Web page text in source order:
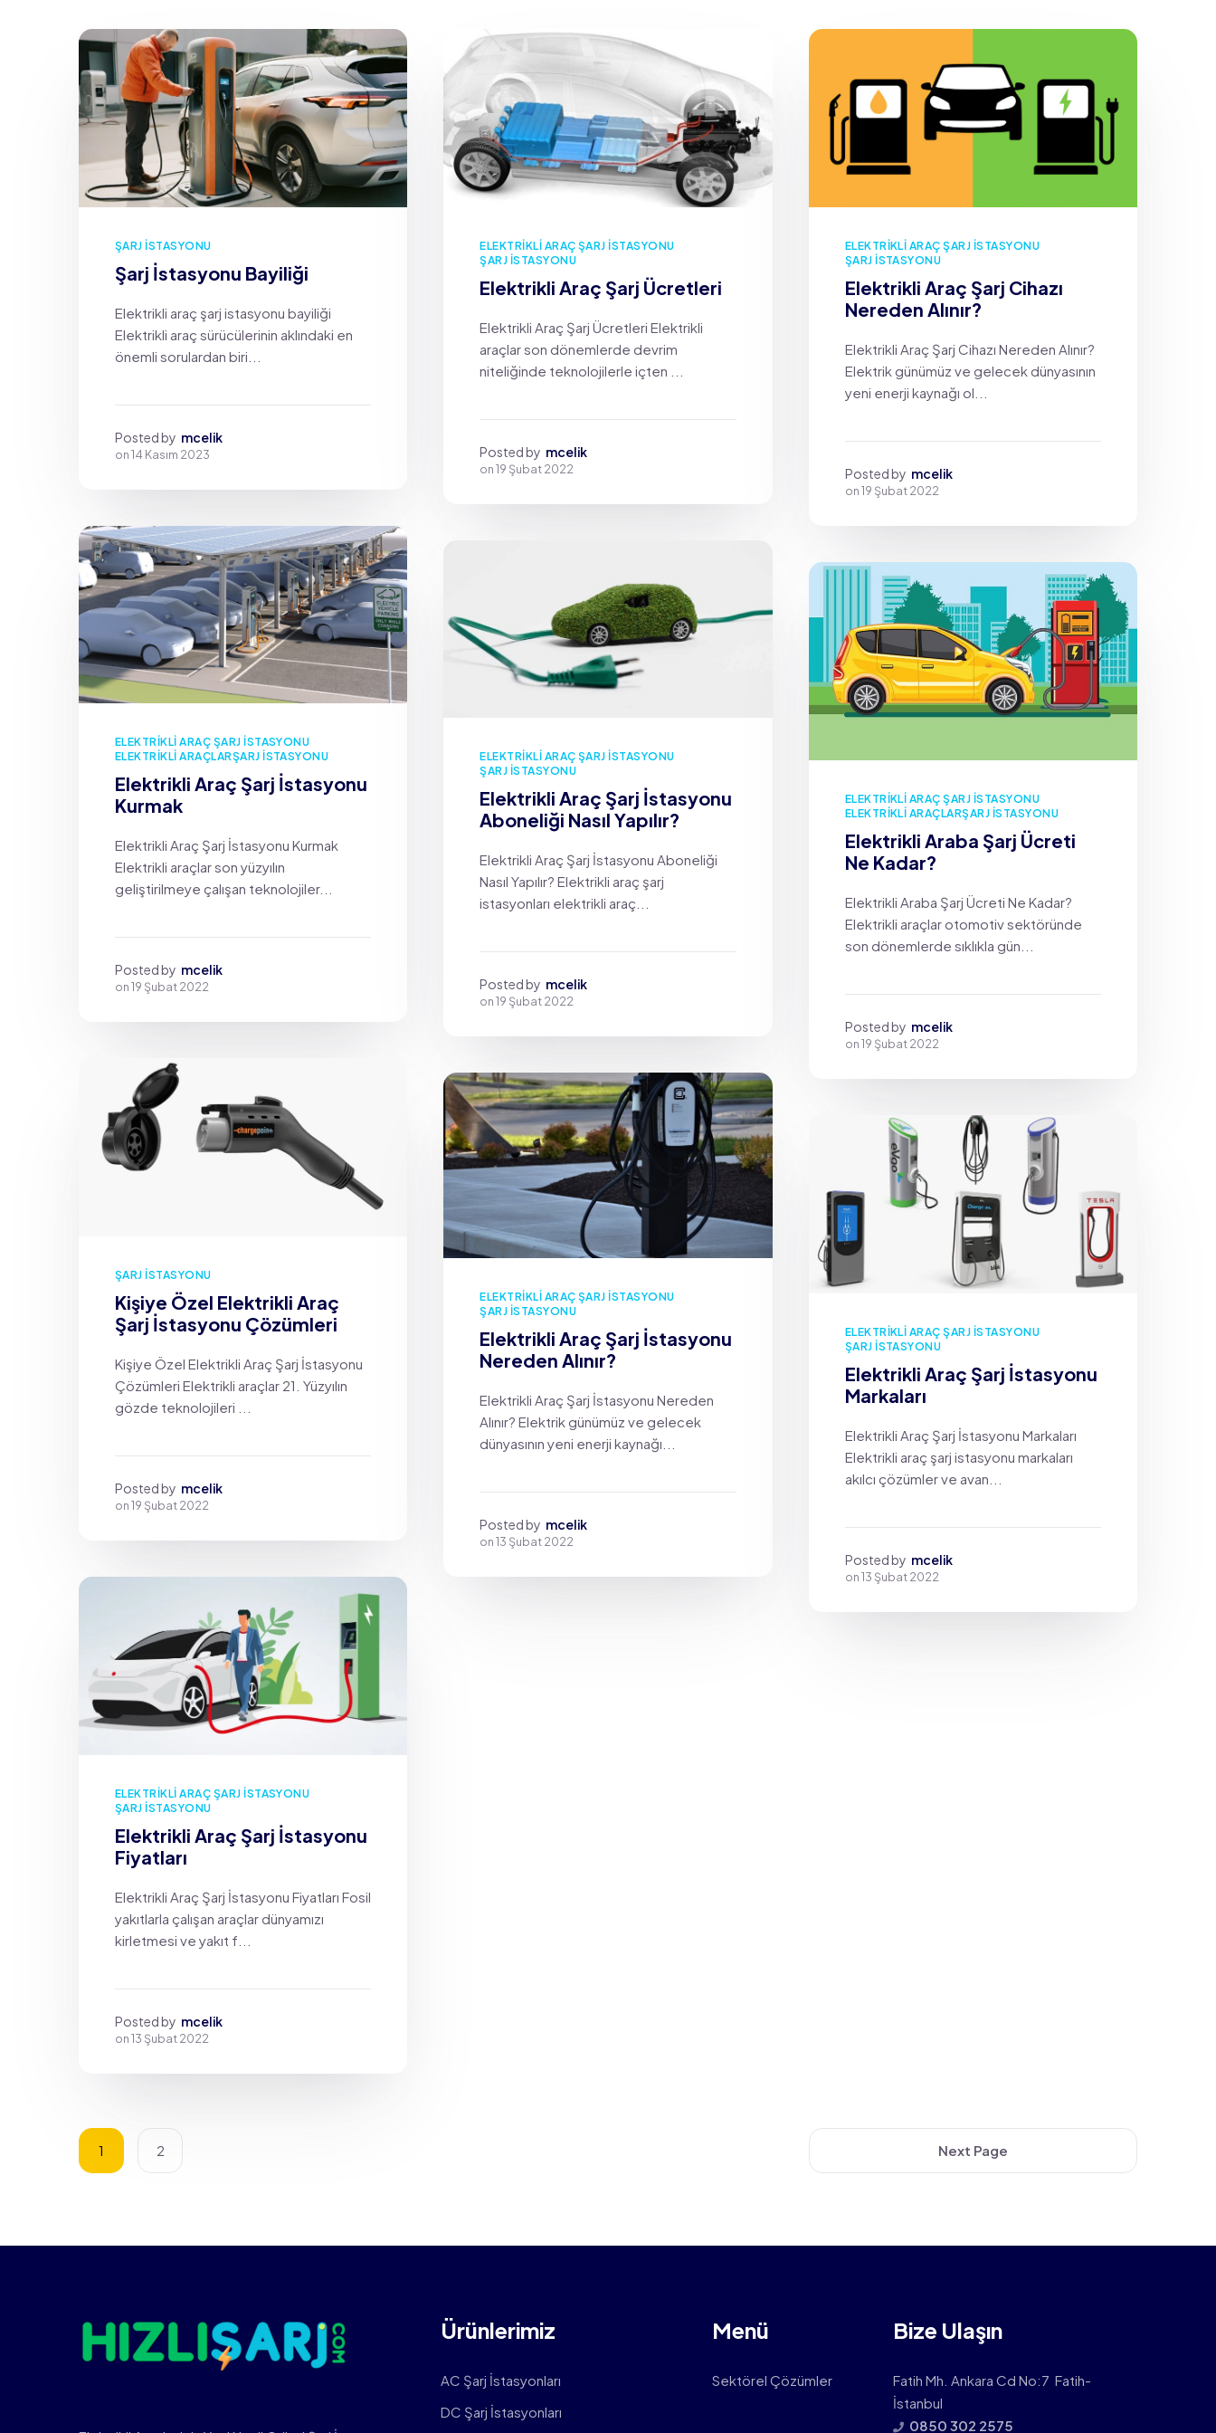
ŞARJ İSTASYONU
Şarj İstasyonu Bayiliği
Elektrikli araç şarj istasyonu bayiliği
Elektrikli araç sürücülerinin aklındaki en
önemli sorulardan biri...
Posted by mcelik
on14 Kasım 2023
ELEKTRIKLI ARAÇ ŞARJ İSTASYONU
ŞARJ İSTASYONU
Elektrikli Araç Şarj Ücretleri
Elektrikli Araç Şarj Ücretleri Elektrikli
araçlar son dönemlerde devrim
niteliğinde teknolojilerle içten ...
Posted by mcelik
on 19 Şubat 2022
ELEKTRIKLI ARAÇ ŞARJ İSTASYONU
ŞARJ İSTASYONU
Elektrikli Araç Şarj Cihazı
Nereden Alınır?
Elektrikli Araç Şarj Cihazı Nereden Alınır?
Elektrik günümüz ve gelecek dünyasının
yeni enerji kaynağı ol...
Posted by mcelik
on19 Şubat 2022
ELEKTRIKLI ARAÇ ŞARJ İSTASYONU
ELEKTRIKLI ARAÇLARŞARJ İSTASYONU
Elektrikli Araç Şarj İstasyonu
Kurmak
Elektrikli Araç Şarj İstasyonu Kurmak
Elektrikli araçlar son yüzyılın
geliştirilmeye çalışan teknolojiler...
Posted by mcelik
on19 Şubat 2022
ELEKTRIKLI ARAÇ ŞARJ İSTASYONU
ŞARJ İSTASYONU
Elektrikli Araç Şarj İstasyonu
Aboneliği Nasıl Yapılır?
Elektrikli Araç Şarj İstasyonu Aboneliği
Nasıl Yapılır? Elektrikli araç şarj
istasyonları elektrikli araç...
Posted by mcelik
on 19 Şubat 2022
ELEKTRIKLI ARAÇ ŞARJ İSTASYONU
ELEKTRIKLI ARAÇLARŞARJ İSTASYONU
Elektrikli Araba Şarj Ücreti
Ne Kadar?
Elektrikli Araba Şarj Ücreti Ne Kadar?
Elektrikli araçlar otomotiv sektöründe
son dönemlerde sıklıkla gün...
Posted by mcelik
on19 Şubat 2022
ŞARJ İSTASYONU
Kişiye Özel Elektrikli Araç
Şarj İstasyonu Çözümleri
Kişiye Özel Elektrikli Araç Şarj İstasyonu
Çözümleri Elektrikli araçlar 21. Yüzyılın
gözde teknolojileri ...
Posted by mcelik
on19 Şubat 2022
ELEKTRIKLI ARAÇ ŞARJ İSTASYONU
ŞARJ İSTASYONU
Elektrikli Araç Şarj İstasyonu
Nereden Alınır?
Elektrikli Araç Şarj İstasyonu Nereden
Alınır? Elektrik günümüz ve gelecek
dünyasının yeni enerji kaynağı...
Posted by mcelik
on 13 Şubat 2022
ELEKTRIKLI ARAÇ ŞARJ İSTASYONU
ŞARJ İSTASYONU
Elektrikli Araç Şarj İstasyonu
Markaları
Elektrikli Araç Şarj İstasyonu Markaları
Elektrikli araç şarj istasyonu markaları
akılcı çözümler ve avan...
Posted by mcelik
on13 Şubat 2022
ELEKTRIKLI ARAÇ ŞARJ İSTASYONU
ŞARJ İSTASYONU
Elektrikli Araç Şarj İstasyonu
Fiyatları
Elektrikli Araç Şarj İstasyonu Fiyatları Fosil
yakıtlarla çalışan araçlar dünyamızı
kirletmesi ve yakıt f...
Posted by mcelik
on13 Şubat 2022
1 2 Next Page
Ürünlerimiz
AC Şarj İstasyonları
DC Şarj İstasyonları
Menü
Sektörel Çözümler
Bize Ulaşın
Fatih Mh. Ankara Cd No:7 Fatih-
İstanbul
0850 302 2575